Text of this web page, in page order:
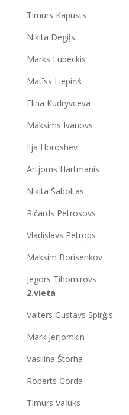
Timurs Kapusts
Nikita Degiļs
Marks Lubeckis
Matīss Liepiņš
Elina Kudryvceva
Maksims Ivanovs
Ilja Horoshev
Artjoms Hartmanis
Nikita Šaboltas
Ričards Petrosovs
Vladislavs Petrops
Maksim Borisenkov
Jegors Tihomirovs
2.vieta
Valters Gustavs Spirģis
Mark Jerjomkin
Vasilina Štorha
Roberts Gorda
Timurs Vaļuks